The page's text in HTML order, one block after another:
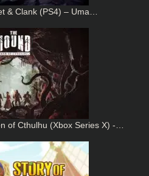
& Clank (PS4) – Uma…
of Cthulhu (Xbox Series X) -…